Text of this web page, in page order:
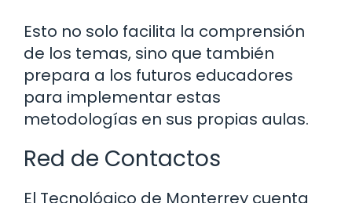
Esto no solo facilita la comprensión
de los temas, sino que también
prepara a los futuros educadores
para implementar estas
metodologías en sus propias aulas.
Red de Contactos
El Tecnológico de Monterrey cuenta